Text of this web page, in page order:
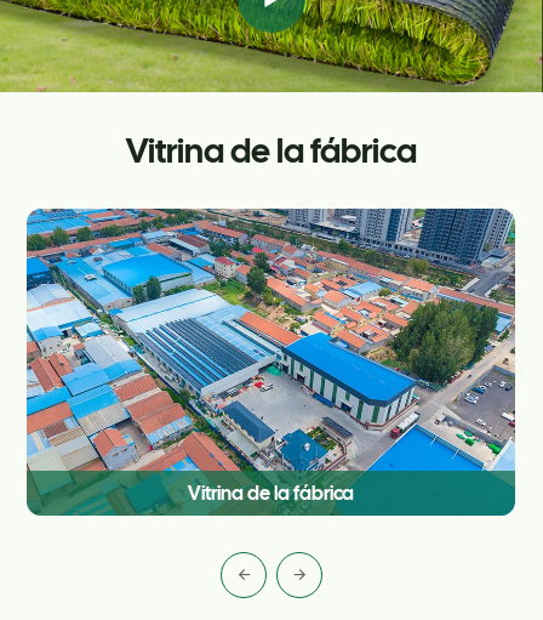
Vitrina de la fábrica
Vitrina de la fábrica